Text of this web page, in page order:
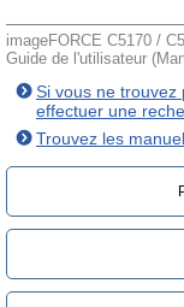
imageFORCE C5170 /
Guide de l'utilisateur
Si vous ne trouvez
effectuer une
Trouvez les